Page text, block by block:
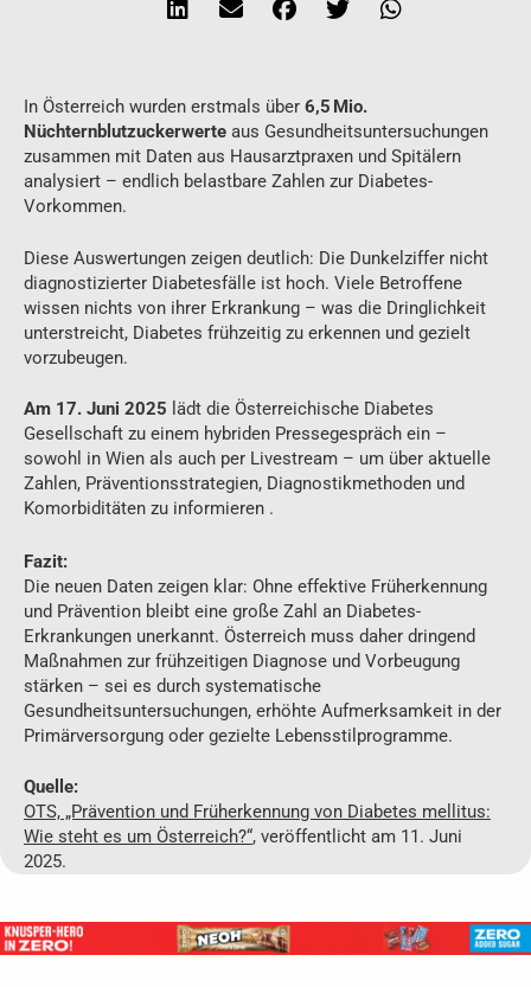
In Österreich wurden erstmals über 6,5 Mio.
Nüchternblutzuckerwerte aus Gesundheitsuntersuchungen
zusammen mit Daten aus Hausarztpraxen und Spitälern
analysiert – endlich belastbare Zahlen zur Diabetes-
Vorkommen.
Diese Auswertungen zeigen deutlich: Die Dunkelziffer nicht
diagnostizierter Diabetesfälle ist hoch. Viele Betroffene
wissen nichts von ihrer Erkrankung – was die Dringlichkeit
unterstreicht, Diabetes frühzeitig zu erkennen und gezielt
vorzubeugen.
Am 17. Juni 2025 lädt die Österreichische Diabetes
Gesellschaft zu einem hybriden Pressegespräch ein –
sowohl in Wien als auch per Livestream – um über aktuelle
Zahlen, Präventionsstrategien, Diagnostikmethoden und
Komorbiditäten zu informieren .
Fazit:
Die neuen Daten zeigen klar: Ohne effektive Früherkennung
und Prävention bleibt eine große Zahl an Diabetes-
Erkrankungen unerkannt. Österreich muss daher dringend
Maßnahmen zur frühzeitigen Diagnose und Vorbeugung
stärken – sei es durch systematische
Gesundheitsuntersuchungen, erhöhte Aufmerksamkeit in der
Primärversorgung oder gezielte Lebensstilprogramme.
Quelle:
OTS, „Prävention und Früherkennung von Diabetes mellitus:
Wie steht es um Österreich?“, veröffentlicht am 11. Juni
2025.